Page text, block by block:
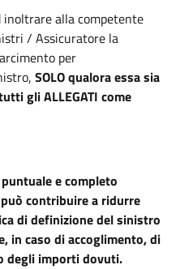
inoltrare alla competente
/ Assicuratore la
per
SOLO qualora essa sia
gli ALLEGATI come
e completo
contribuire a ridurre
di definizione del sinistro
in caso di accoglimento, di
degli importi dovuti.